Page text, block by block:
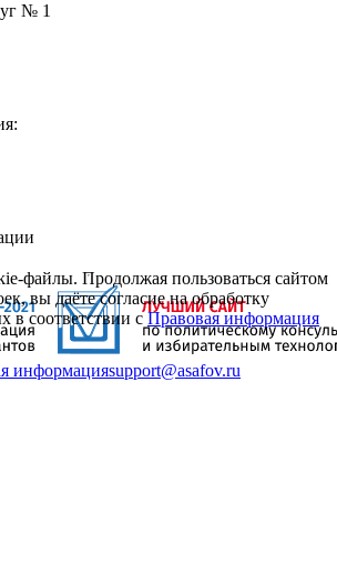
№ 1
файлы. Продолжая пользоваться сайтом
вы даёте согласие на обработку
в соответствии сПравовая информация
информацияsupport@asafov.ru